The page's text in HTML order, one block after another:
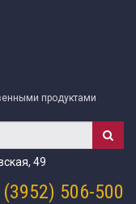
продуктами
49
506-500